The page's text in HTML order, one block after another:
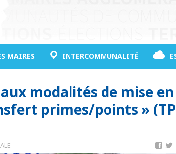
MAIRES INTERCOMMUNALITÉ
modalités de mise en
primes/points »